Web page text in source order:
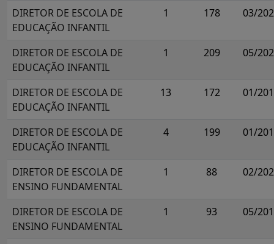
DIRETOR DE ESCOLA DE
EDUCAÇÃO INFANTIL
1 178 03/
DIRETOR DE ESCOLA DE
EDUCAÇÃO INFANTIL
1 209 05/
DIRETOR DE ESCOLA DE
EDUCAÇÃO INFANTIL
13 172 01/
DIRETOR DE ESCOLA DE
EDUCAÇÃO INFANTIL
4 199 01/
DIRETOR DE ESCOLA DE
ENSINO FUNDAMENTAL
1 88 02/
DIRETOR DE ESCOLA DE
ENSINO FUNDAMENTAL
1 93 05/